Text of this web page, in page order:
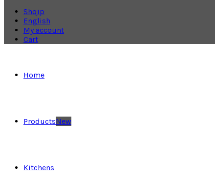
Shqip
English
My account
Cart
Home
ProductsNew
Kitchens